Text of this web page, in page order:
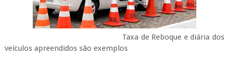
Taxa de Reboque e diária dos
veículos apreendidos são exemplos